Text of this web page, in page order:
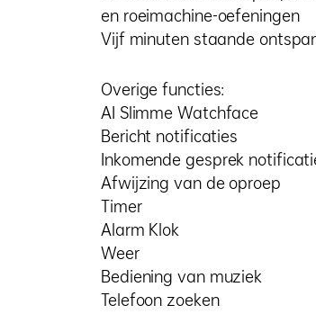
en roeimachine-oefeningen
Vijf minuten staande
Overige functies:
AI Slimme Watchface
Bericht notificaties
Inkomende gesprek
Afwijzing van de oproep
Timer
Alarm Klok
Weer
Bediening van muziek
Telefoon zoeken